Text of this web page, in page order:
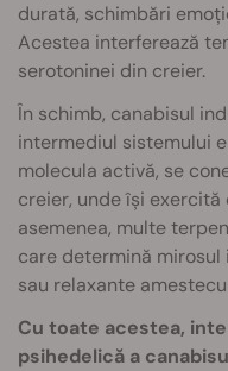
durată, schimbări
Acestea interferează
serotoninei din creier.
În schimb, canabisul
intermediul sistemului
molecula activă, se
creier, unde își
asemenea, multe
care determină
sau relaxante
Cu toate acestea,
psihedelică a